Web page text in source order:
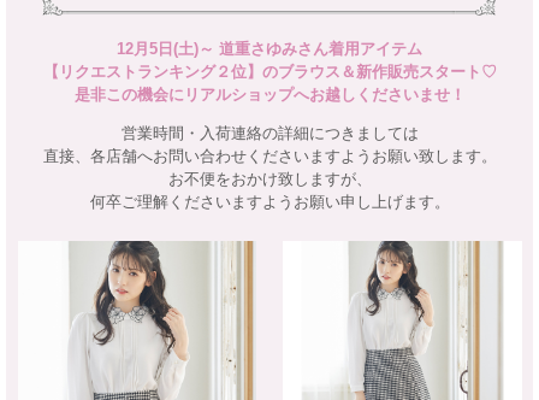
12月5日(土)～ 道重さゆみさん着用アイテム
【リクエストランキング２位】のブラウス＆新作販売スタート♡
是非この機会にリアルショップへお越しくださいませ！
営業時間・入荷連絡の詳細につきましては
直接、各店舗へお問い合わせくださいますようお願い致します。
お不便をおかけ致しますが、
何卒ご理解くださいますようお願い申し上げます。